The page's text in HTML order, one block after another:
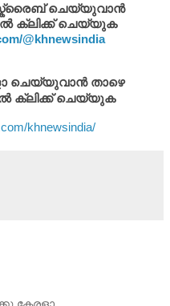
ചെയ്യുവാൻ
ക്ലിക്ക് ചെയ്യുക
@khnewsindia
താഴെ
ക്ലിക്ക് ചെയ്യുക
khnewsindia/